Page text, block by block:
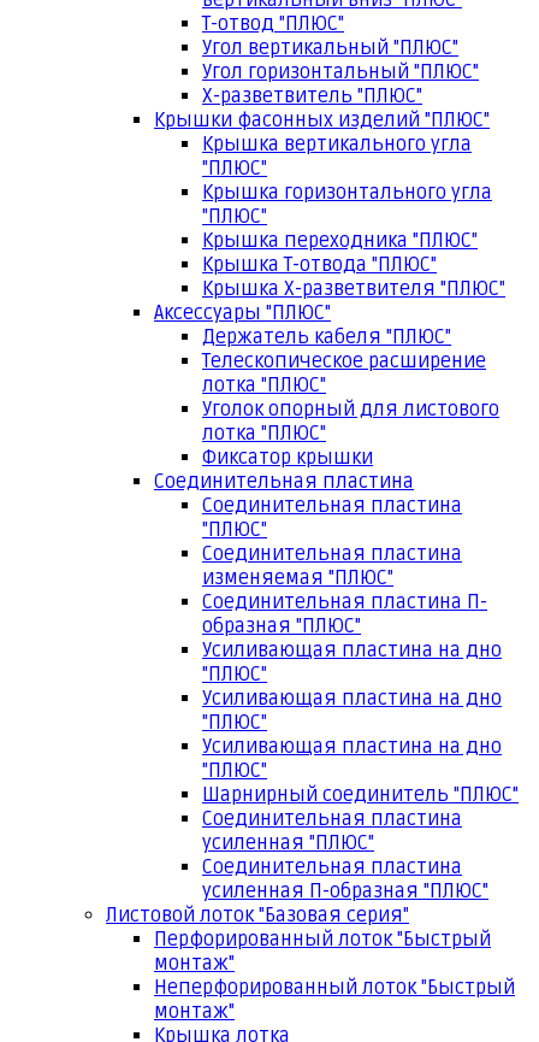
Т-отвод "ПЛЮС"
Угол вертикальный "ПЛЮС"
Угол горизонтальный "ПЛЮС"
Х-разветвитель "ПЛЮС"
Крышки фасонных изделий "ПЛЮС"
Крышка вертикального угла
"ПЛЮС"
Крышка горизонтального угла
"ПЛЮС"
Крышка переходника "ПЛЮС"
Крышка Т-отвода "ПЛЮС"
Крышка Х-разветвителя "ПЛЮС"
Аксессуары "ПЛЮС"
Держатель кабеля "ПЛЮС"
Телескопическое расширение
лотка "ПЛЮС"
Уголок опорный для листового
лотка "ПЛЮС"
Фиксатор крышки
Соединительная пластина
Соединительная пластина
"ПЛЮС"
Соединительная пластина
изменяемая "ПЛЮС"
Соединительная пластина П-
образная "ПЛЮС"
Усиливающая пластина на дно
"ПЛЮС"
Усиливающая пластина на дно
"ПЛЮС"
Усиливающая пластина на дно
"ПЛЮС"
Шарнирный соединитель "ПЛЮС"
Соединительная пластина
усиленная "ПЛЮС"
Соединительная пластина
усиленная П-образная "ПЛЮС"
Листовой лоток "Базовая серия"
Перфорированный лоток "Быстрый
монтаж"
Неперфорированный лоток "Быстрый
монтаж"
Крышка лотка